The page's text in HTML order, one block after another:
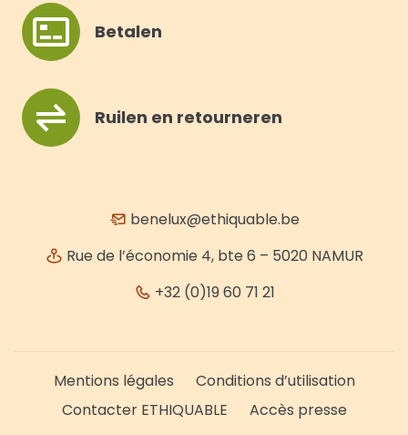
Betalen
Ruilen en retourneren
benelux@ethiquable.be
Rue de l’économie 4, bte 6 – 5020 NAMUR
+32 (0)19 60 71 21
Mentions légales
Conditions d’utilisation
Contacter ETHIQUABLE
Accès presse